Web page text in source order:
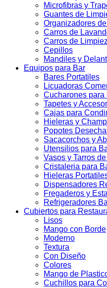
Microfibras y
Guantes de
Organizadores
Carros de
Carros de
Cepillos
Mandiles y
Equipos para Bar
Bares Portatiles
Licuadoras
Cucharones para
Tapetes y
Cajas para
Hieleras y
Popotes
Sacacorchos y
Utensilios para
Vasos y Tarros
Cristaleria para
Hieleras
Dispensadores
Fregaderos y
Refrigeradores
Cubiertos para
Lisos
Mango con Borde
Moderno
Textura
Con Diseño
Colores
Mango de
Cuchillos para